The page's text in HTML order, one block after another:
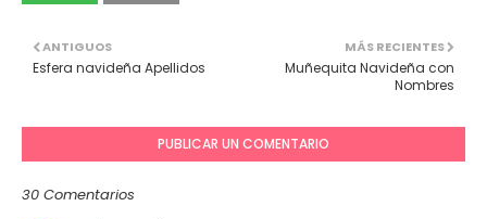
MÁS RECIENTES
Muñequita Navideña con
Nombres
ANTIGUOS
Esfera navideña Apellidos
PUBLICAR UN COMENTARIO
30 Comentarios